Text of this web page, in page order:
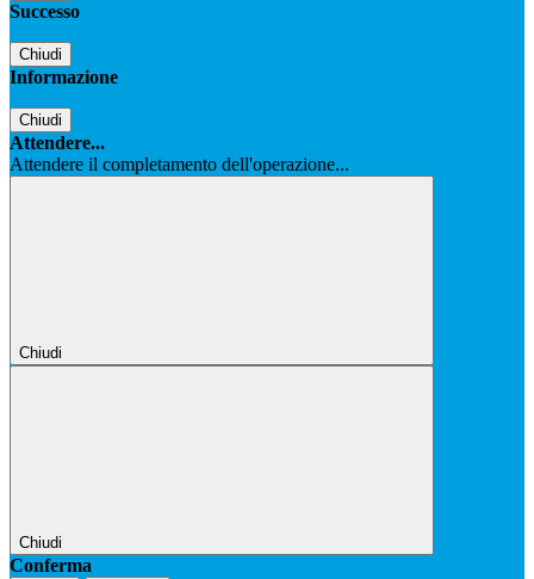
Successo
Chiudi
Informazione
Chiudi
Attendere...
Attendere il completamento dell'operazione...
Chiudi
Chiudi
Conferma